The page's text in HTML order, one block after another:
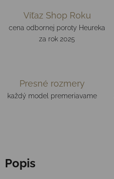
Víťaz Shop Roku
cena odbornej poroty Heureka
za rok 2025
Presné rozmery
každý model premeriavame
Popis